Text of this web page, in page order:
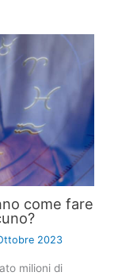
come fare
2023
milioni di